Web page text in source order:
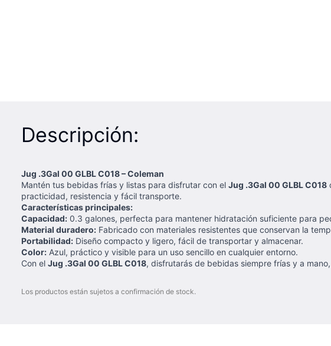
Descripción:
Jug .3Gal 00 GLBL C018 – Coleman
Mantén tus bebidas frías y listas para disfrutar con el Jug .3Gal 00 GLBL C018
practicidad, resistencia y fácil transporte.
Características principales:
Capacidad: 0.3 galones, perfecta para mantener hidratación suficiente para
Material duradero: Fabricado con materiales resistentes que conservan la
Portabilidad: Diseño compacto y ligero, fácil de transportar y almacenar.
Color: Azul, práctico y visible para un uso sencillo en cualquier entorno.
Con el Jug .3Gal 00 GLBL C018, disfrutarás de bebidas siempre frías y a
Los productos están sujetos a confirmación de stock.